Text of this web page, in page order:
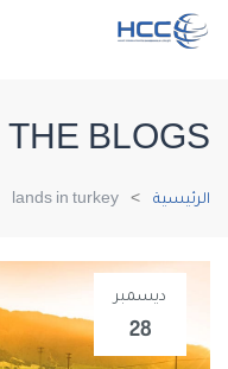
THE BLOGS
الرئيسية lands in turkey
ديسمبر
28